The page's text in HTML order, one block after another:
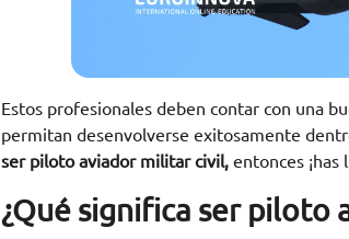
Estos profesionales deben contar con una
permitan desenvolverse exitosamente
ser piloto aviador militar civil,entonces ¡has
¿Qué significa ser piloto